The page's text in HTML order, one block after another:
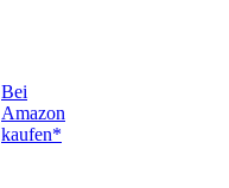
Bei
Amazon
kaufen*